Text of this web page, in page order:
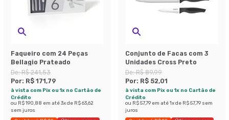
Faqueiro com 24 Peças
Bellagio Prateado
De:R$ 241,53
Por: R$ 171,79
à vista com Pix ou 1x no Cartão de
Crédito
ou R$ 190,88 em até3x de R$ 63,62
sem juros
Conjunto de Facas com 3
Unidades Cross Preto
De:R$ 89,99
Por: R$ 52,01
à vista com Pix ou 1x no Cartão de
Crédito
ou R$ 57,79 em até1x de R$ 57,79 sem
juros